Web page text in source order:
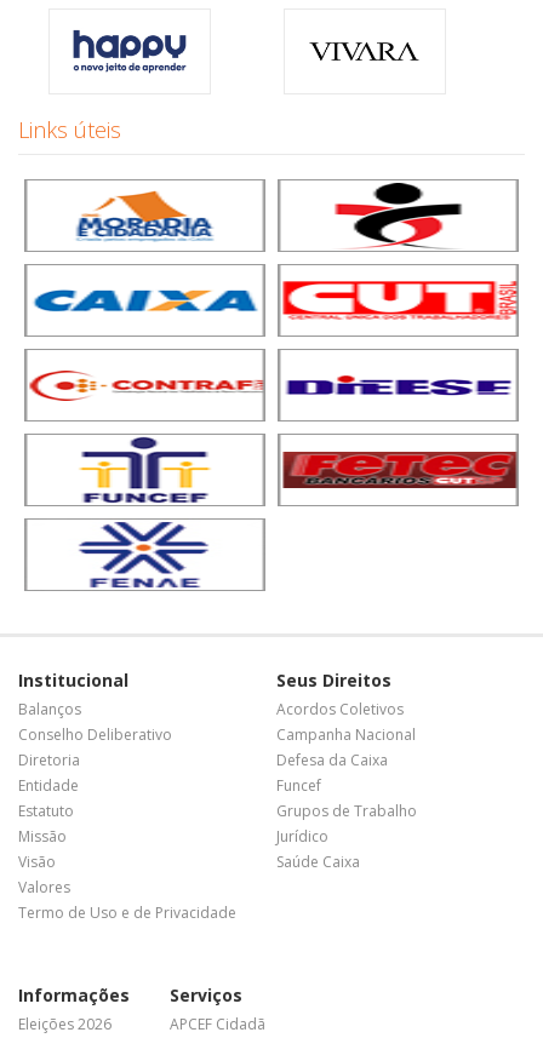
Links úteis
Institucional
Balanços
Conselho Deliberativo
Diretoria
Entidade
Estatuto
Missão
Visão
Valores
Termo de Uso e de Privacidade
Seus Direitos
Acordos Coletivos
Campanha Nacional
Defesa da Caixa
Funcef
Grupos de Trabalho
Jurídico
Saúde Caixa
Informações
Eleições 2026
Serviços
APCEF Cidadã